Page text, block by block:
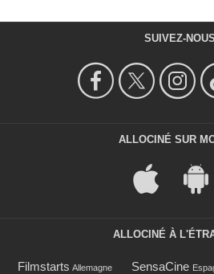
SUIVEZ-NOUS
ALLOCINÉ SUR
ALLOCINÉ À
Filmstarts Allemagne SensaCine